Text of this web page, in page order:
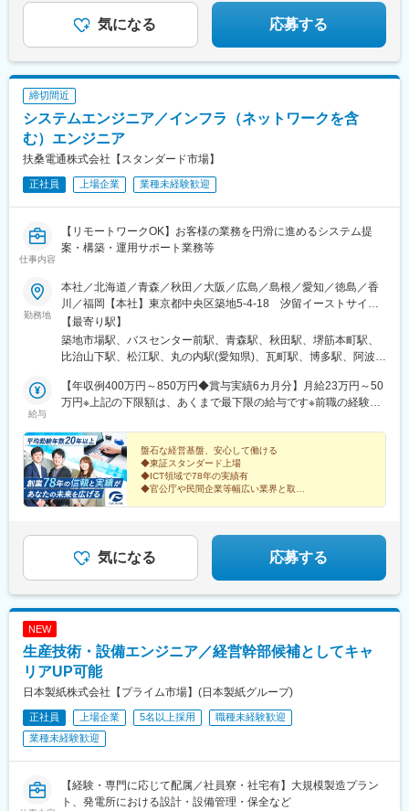
未経験から成長企業で正社員へ
カット野菜の生産管理スタッフ募集☆
気になる 応募する
締切間近
システムエンジニア／インフラ（ネットワークを含
む）エンジニア
扶桑電通株式会社【スタンダード市場】
正社員 上場企業 業種未経験歓迎
仕事内容
【リモートワークOK】お客様の業務を円滑に進めるシステム提
案・構築・運用サポート業務等
勤務地
本社／北海道／青森／秋田／大阪／広島／島根／愛知／徳島／香
川／福岡【本社】東京都中央区築地5-4-18 汐留イーストサイド
ビル 【北海道支社】北海道札幌市中央区北一条東1-6-5 札幌イー
ストスクエア【青森営業所】青森県青森市長島2-13-1 AQUA青森
スクエアビル 【秋田営業所】秋田県秋田市中通2-4-19 商工中金・
ンライズビル 【中国支店】広島県広島市南区段原南1-3-53 広島イ
ーストビル【松江営業所】島根県松江市学園南2-10-14 タイムプ
ービル本館 【徳島営業所】徳島県徳島市かちどき橋2-29-1 徳島伊
予ビル【四国支店】香川県高松市天神前10-1 高松天神前ビル【九
州支店】福岡県福岡市博多区博多駅前1-18-7 博多電気ビル※受動
喫煙対策あり（敷地内全面禁煙）
【最寄り駅】
築地市場駅、バスセンター前駅、青森駅、秋田駅、堺筋本町駅、
比治山下駅、松江駅、丸の内駅(愛知県)、瓦町駅、博多駅、阿波富
栗林公園北口駅、祇園駅(福岡県)、東銀座駅、さっぽろ駅、北浜駅
(大阪府)、比治山橋駅
給与
【年収例400万円～850万円◆賞与実績6カ月分】月給23万円～50
万円※上記の下限額は、あくまで最下限の給与です※前職の経験・
ません
盤石な経営基盤、安心して働ける
◆東証スタンダード上場
◆ICT領域で78年の実績有
◆官公庁や民間企業等幅広い業界と取引
◆リモート可
◆富士通パートナー
◆フレックスタイム制度
気になる 応募する
NEW
生産技術・設備エンジニア／経営幹部候補としてキャ
リアUP可能
日本製紙株式会社【プライム市場】(日本製紙グループ)
正社員 上場企業 5名以上採用
職種未経験歓迎
業種未経験歓迎
【経験・専門に応じて配属／社員寮・社宅有】大規模製造プラン
ト、発電所における設計・設備管理・保全など